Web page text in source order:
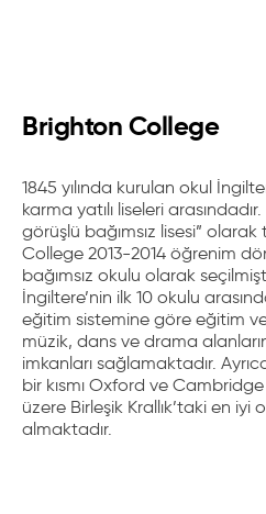
Brighton College
1845 yılında kurulan okul
karma yatılı liseleri arasındadır.
görüşlü bağımsız lisesi”
College 2013-2014 öğrenim
bağımsız okulu olarak
İngiltere’nin ilk 10 okulu
eğitim sistemine göre eğitim
müzik, dans ve drama
imkanları sağlamaktadır.
bir kısmı Oxford ve
üzere Birleşik Krallık’taki en iyi
almaktadır.